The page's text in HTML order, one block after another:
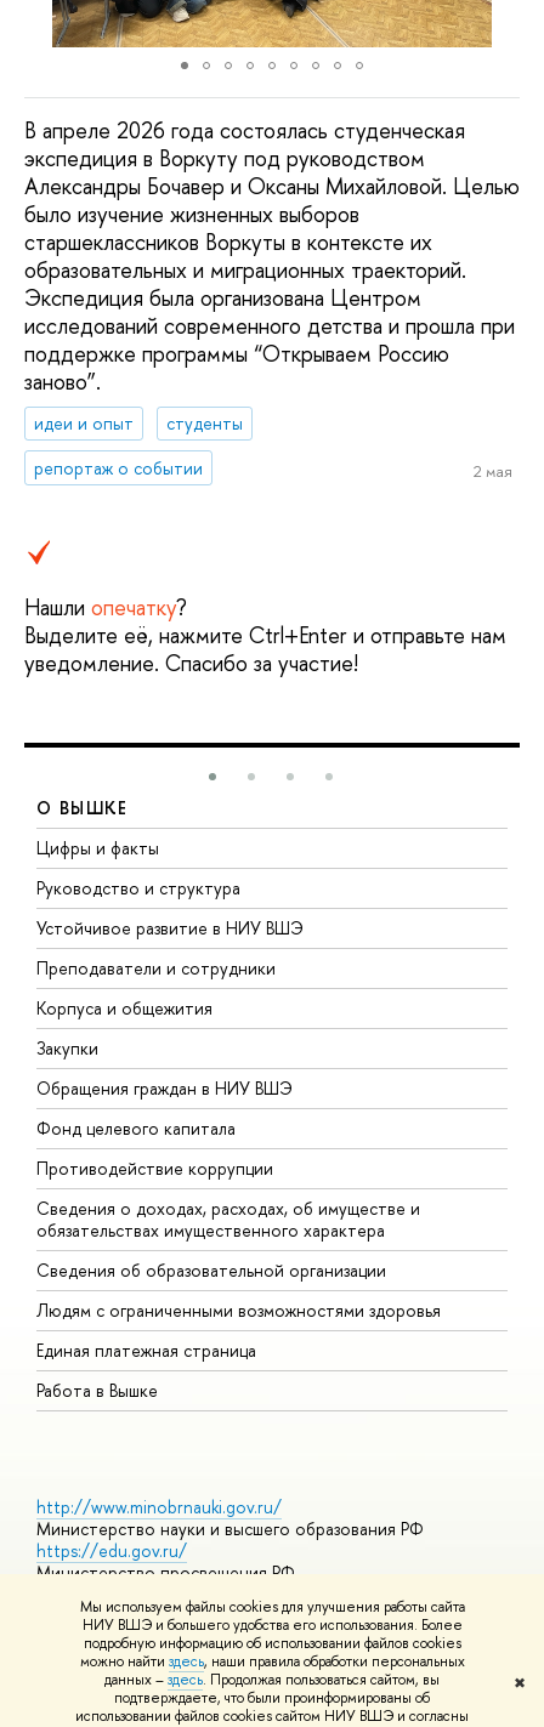
Мы используем файлы cookies для улучшения работы сайта
НИУ ВШЭ и большего удобства его использования. Более
подробную информацию об использовании файлов cookies
можно найти здесь, наши правила обработки персональных
данных –здесь. Продолжая пользоваться сайтом, вы
подтверждаете, что были проинформированы об
использовании файлов cookies сайтом НИУ ВШЭ и согласны
✖
В апреле 2026 года состоялась студенческая
экспедиция в Воркуту под руководством
Александры Бочавер и Оксаны Михайловой. Целью
было изучение жизненных выборов
старшеклассников Воркуты в контексте их
образовательных и миграционных траекторий.
Экспедиция была организована Центром
исследований современного детства и прошла при
поддержке программы “Открываем Россию
заново”.
идеи и опыт
студенты
репортаж о событии
2 мая
Нашли опечатку?
Выделите её, нажмите Ctrl+Enter и отправьте нам
уведомление. Спасибо за участие!
О ВЫШКЕ
Цифры и факты
Руководство и структура
Устойчивое развитие в НИУ ВШЭ
Преподаватели и сотрудники
Корпуса и общежития
Закупки
Обращения граждан в НИУ ВШЭ
Фонд целевого капитала
Противодействие коррупции
Сведения о доходах, расходах, об имуществе и
обязательствах имущественного характера
Сведения об образовательной организации
Людям с ограниченными возможностями здоровья
Единая платежная страница
Работа в Вышке
http://www.minobrnauki.gov.ru/
Министерство науки и высшего образования РФ
https://edu.gov.ru/
Министерство просвещения РФ
Массовые открытые онлайн-курсы
© НИУ ВШЭ 1993–2026 Адреса и контактыУсловия
использования материалов Политика конфиденциальности